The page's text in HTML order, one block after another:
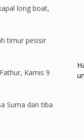
long boat,
timur pesisir
Kamis 9
Suma dan tiba